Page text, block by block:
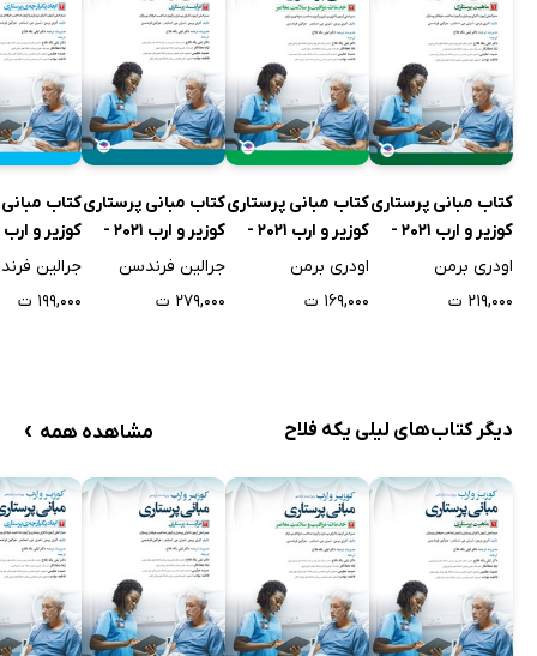
کتاب مبانی پرستاری
کوزیر و ارب 2021 -
جلد اول
اودری برمن
۲۱۹,۰۰۰ ت
کتاب مبانی پرستاری
کوزیر و ارب 2021 -
جلد دوم
اودری برمن
۱۶۹,۰۰۰ ت
کتاب مبانی پرستاری
کوزیر و ارب 2021 -
جلد سوم
جرالین فرندسن
۲۷۹,۰۰۰ ت
کتاب
جلد چهارم
جرالین
۱۹۹,۰۰۰ ت
دیگر کتاب‌های لیلی یکه فلاح مشاهده همه ›